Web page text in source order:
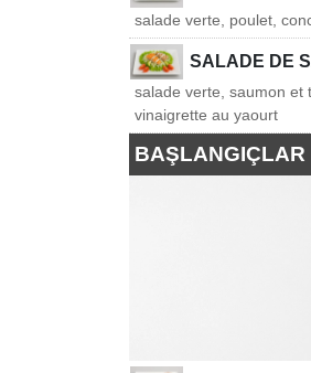
salade verte, poulet,
SALADE DE
salade verte, saumon et
vinaigrette au yaourt
BAŞLANGIÇLAR